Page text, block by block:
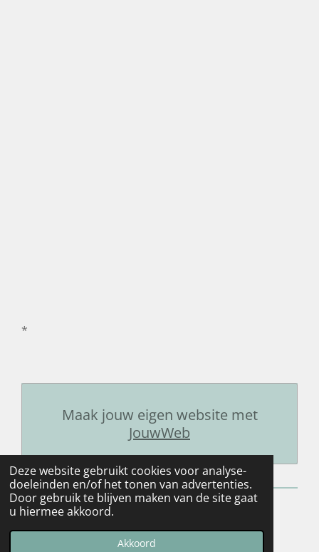
Deze website gebruikt cookies voor analyse-
doeleinden en/of het tonen van advertenties.
Door gebruik te blijven maken van de site gaat
u hiermee akkoord.
Akkoord
*
Maak jouw eigen website met
JouwWeb
© 2021 - 2026 Eric Vdwgd.